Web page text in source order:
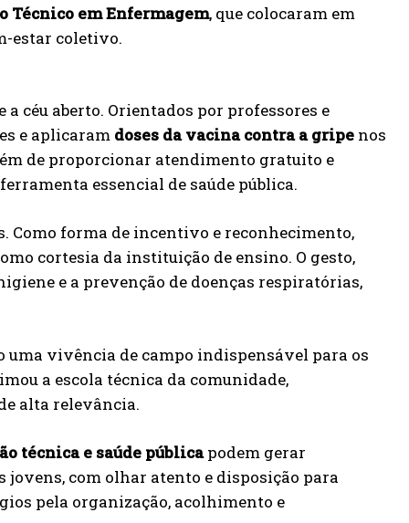
Técnico em Enfermagem, que colocaram em
estar coletivo.
céu aberto. Orientados por professores e
e aplicaram doses da vacina contra a gripe nos
de proporcionar atendimento gratuito e
essencial de saúde pública.
Como forma de incentivo e reconhecimento,
cortesia da instituição de ensino. O gesto,
e a prevenção de doenças respiratórias,
uma vivência de campo indispensável para os
a escola técnica da comunidade,
alta relevância.
técnica e saúde públicapodem gerar
jovens, com olhar atento e disposição para
pela organização, acolhimento e